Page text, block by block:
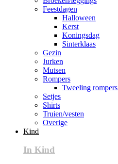
Feestdagen
Halloween
Kerst
Koningsdag
Sinterklaas
Gezin
Jurken
Mutsen
Rompers
Tweeling rompers
Setjes
Shirts
Truien/vesten
Overige
Kind
In Kind